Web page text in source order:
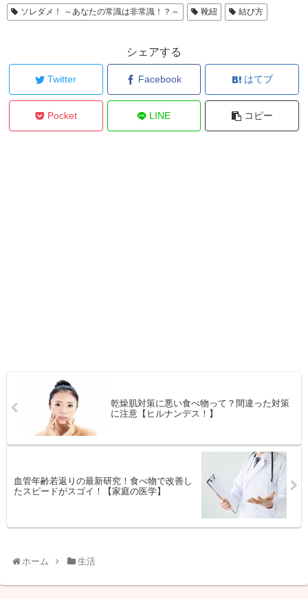
ソレダメ！ ～あなたの常識は非常識！？～ 靴紐 結び方
シェアする
Twitter Facebook はてブ
Pocket LINE コピー
乾燥肌対策に悪い食べ物って？間違った対策
に注意【ヒルナンデス！】
血管年齢若返りの最新研究！食べ物で改善し
たスピードがスゴイ！【家庭の医学】
ホーム 生活